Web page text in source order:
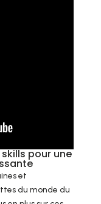
pour une
et
du monde du